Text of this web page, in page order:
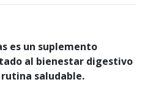
es un suplemento
al bienestar digestivo
saludable.